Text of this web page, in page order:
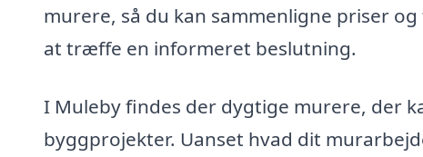
murere, så du kan sammenligne priser
at træffe en informeret beslutning.
I Muleby findes der dygtige murere, der
byggprojekter. Uanset hvad dit